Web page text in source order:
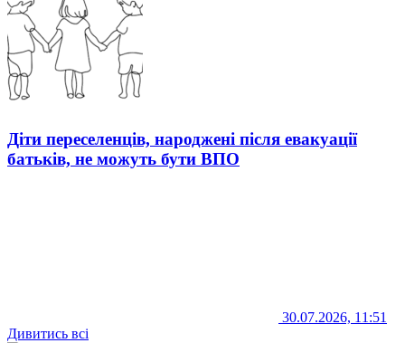
Діти переселенців, народжені після евакуації
батьків, не можуть бути ВПО
30.07.2026, 11:51
Дивитись всі